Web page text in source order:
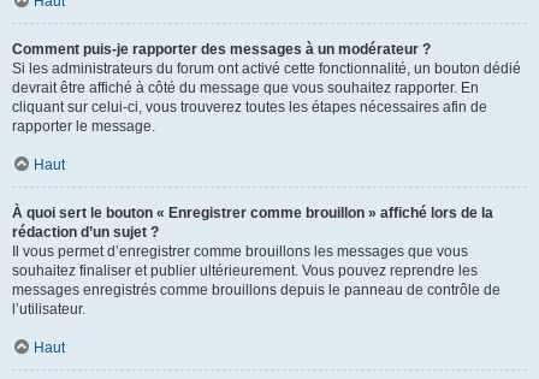
Comment puis-je rapporter des messages à un modérateur ?
Si les administrateurs du forum ont activé cette fonctionnalité, un bouton dédié
devrait être affiché à côté du message que vous souhaitez rapporter. En
cliquant sur celui-ci, vous trouverez toutes les étapes nécessaires afin de
rapporter le message.
Haut
À quoi sert le bouton « Enregistrer comme brouillon » affiché lors de la
rédaction d’un sujet ?
Il vous permet d’enregistrer comme brouillons les messages que vous
souhaitez finaliser et publier ultérieurement. Vous pouvez reprendre les
messages enregistrés comme brouillons depuis le panneau de contrôle de
l’utilisateur.
Haut